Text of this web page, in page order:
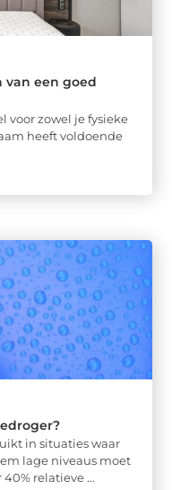
van een goed
voor zowel je fysieke
heeft voldoende
in situaties waar
lage niveaus moet
relatieve ...